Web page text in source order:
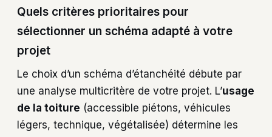
Quels critères prioritaires pour
sélectionner un schéma adapté à votre
projet
Le choix d’un schéma d’étanchéité débute par
une analyse multicritère de votre projet. L’usage
de la toiture (accessible piétons, véhicules
légers, technique, végétalisée) détermine les